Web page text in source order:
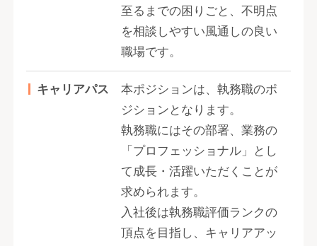
至るまでの困りごと、不明点
を相談しやすい風通しの良い
職場です。
キャリアパス
本ポジションは、執務職のポ
ジションとなります。
執務職にはその部署、業務の
「プロフェッショナル」とし
て成長・活躍いただくことが
求められます。
入社後は執務職評価ランクの
頂点を目指し、キャリアアッ